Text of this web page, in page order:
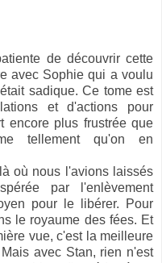
de découvrir cette
avec Sophie qui a voulu
sadique. Ce tome est
et d'actions pour
encore plus frustrée que
tellement qu'on en
où nous l'avions laissés
par l'enlèvement
pour le libérer. Pour
le royaume des fées. Et
vue, c'est la meilleure
avec Stan, rien n'est